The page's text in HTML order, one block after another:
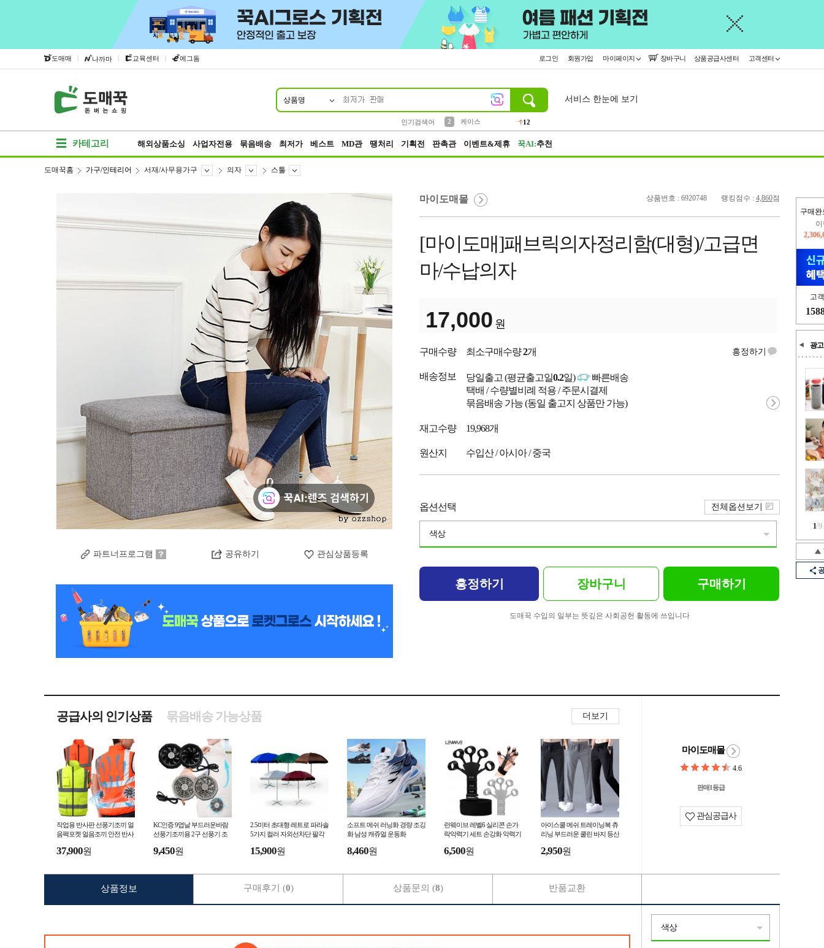
도매매 | 나까마 | 교육센터 | 에그돔 로그인 회원가입 마이페이지 장바구니 상품공급사센터 고객센터
상품명
인기검색어
2
케이스
12
서비스 한눈에 보기
카테고리 해외상품소싱 사업자전용 묶음배송 최저가 베스트 MD관 땡처리 기획전 판촉관 이벤트&제휴 꾹AI:추천
구매완
고
광고
1/9
도매꾹홈 가구/인테리어 서재/사무용가구 의자 스툴
파트너프로그램 공유하기 관심상품등록
상품번호 : 6920748 랭킹점수 : 4,860점
마이도매몰
[마이도매]패브릭의자정리함(대형)/고급면
마/수납의자
17,000 원
구매수량 최소구매수량2개 흥정하기
배송정보 당일출고 (평균출고일0.2일)
빠른배송
택배 / 수량별비례 적용 / 주문시결제
묶음배송 가능 (동일 출고지 상품만 가능)
재고수량 19,968개
원산지 수입산 / 아시아 / 중국
옵션선택
색상
전체옵션보기
흥정하기 장바구니 구매하기
도매꾹 수입의 일부는 뜻깊은 사회공헌 활동에 쓰입니다
공급사의 인기상품 더보기
묶음배송 가능상품
작업용 반사판 선풍기조끼 얼
음팩포켓 얼음조끼 안전 반사
야외작업 현장 작업
37,900원
KC인증 9엽날 부드러운바람
선풍기조끼용 2구 선풍기 조
9,450원
2.5미터 초대형 레트로 파라솔
5가지 컬러 자외선차단 팔각
커피숍 카페 파
15,900원
소프트 메쉬 러닝화 경량 조깅
화 남성 캐쥬얼 운동화
8,460원
런웨이브 레벨6 실리콘 손가
락악력기 세트 손강화 악력기
동
6,500원
아이스쿨 메쉬 트레이닝복 츄
리닝 부드러운 쿨린 바지 등산
2,950원
마이도매몰
4.6
판매1등급
관심공급사
상품정보 구매후기 (0) 상품문의 (8) 반품교환
색상